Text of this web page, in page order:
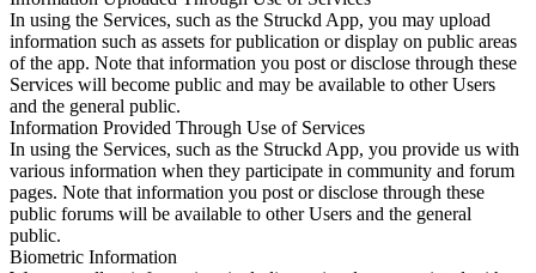
In using the Services, such as the Struckd App, you may upload
information such as assets for publication or display on public areas
of the app. Note that information you post or disclose through these
Services will become public and may be available to other Users
and the general public.
Information Provided Through Use of Services
In using the Services, such as the Struckd App, you provide us with
various information when they participate in community and forum
pages. Note that information you post or disclose through these
public forums will be available to other Users and the general
public.
Biometric Information